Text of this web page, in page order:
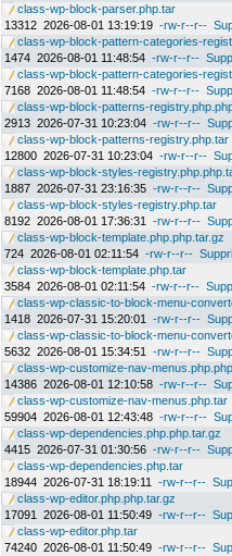
class-wp-block-parser.php.tar
13312 2026-08-01 13:19:19 -rw-r--r--
class-wp-block-pattern-categories-
1474 2026-08-01 11:48:54 -rw-r--r--
class-wp-block-pattern-categories-
7168 2026-08-01 11:48:54 -rw-r--r--
class-wp-block-patterns-
2913 2026-07-31 10:23:04 -rw-r--r--
class-wp-block-patterns-registry.php.tar
12800 2026-07-31 10:23:04 -rw-r--r--
class-wp-block-styles-
1887 2026-07-31 23:16:35 -rw-r--r--
class-wp-block-styles-registry.php.tar
8192 2026-08-01 17:36:31 -rw-r--r--
class-wp-block-template.php.php.tar.gz
724 2026-08-01 02:11:54 -rw-r--r--
class-wp-block-template.php.tar
3584 2026-08-01 02:11:54 -rw-r--r--
class-wp-classic-to-block-menu-
1418 2026-07-31 15:20:01 -rw-r--r--
class-wp-classic-to-block-menu-
5632 2026-08-01 15:34:51 -rw-r--r--
class-wp-customize-nav-
14386 2026-08-01 12:10:58 -rw-r--r--
class-wp-customize-nav-menus.php.tar
59904 2026-08-01 12:43:48 -rw-r--r--
class-wp-dependencies.php.php.tar.gz
4415 2026-07-31 01:30:56 -rw-r--r--
class-wp-dependencies.php.tar
18944 2026-07-31 18:19:11 -rw-r--r--
class-wp-editor.php.php.tar.gz
17091
2026-08-01 11:50:49 -rw-r--r--
class-wp-editor.php.tar
74240 2026-08-01 11:50:49 -rw-r--r--